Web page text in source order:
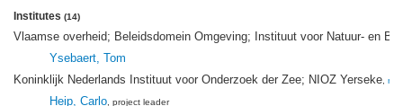
Institutes (14)
Vlaamse overheid; Beleidsdomein Omgeving; Instituut voor Natuur- en
Ysebaert, Tom
Koninklijk Nederlands Instituut voor Onderzoek der Zee; NIOZ Yerseke,
Heip, Carlo, project leader